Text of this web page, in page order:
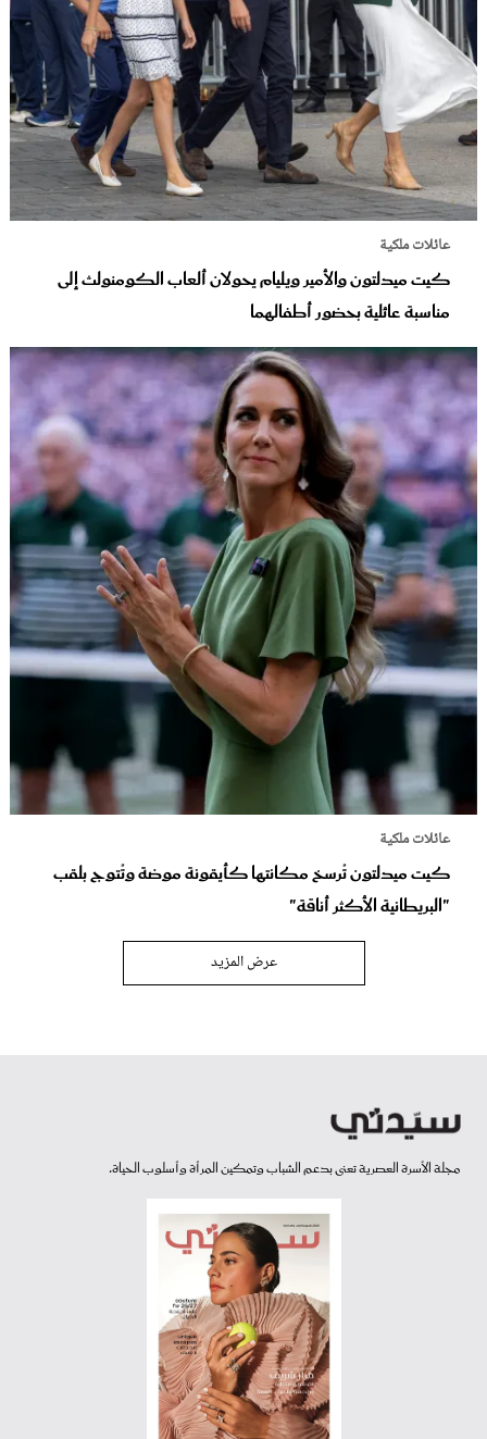
عائلات ملكية
كيت ميدلتون والأمير ويليام يحولان ألعاب الكومنولث إلى
مناسبة عائلية بحضور أطفالهما
عائلات ملكية
كيت ميدلتون تُرسخ مكانتها كأيقونة موضة وتُتوج بلقب
"البريطانية الأكثر أناقة"
عرض المزيد
مجلة الأسرة العصرية تعنى بدعم الشباب وتمكين المرأة وأسلوب الحياة.